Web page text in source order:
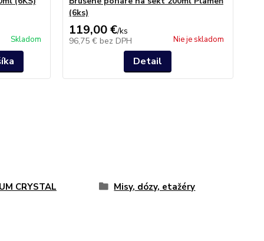
Skladom
(6ks)
119,00 €/ks
96,75 € bez DPH Nie je skladom
Detail
CRYSTAL Misy, dózy, etažéry